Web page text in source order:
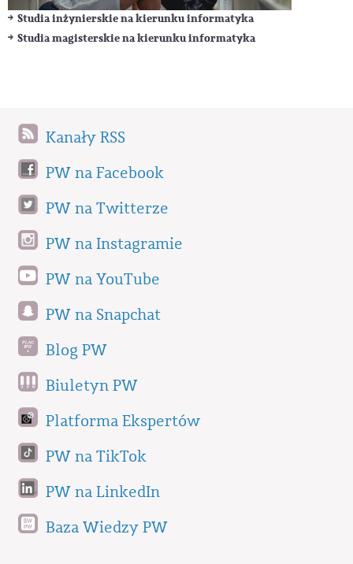
Studia inżynierskie na kierunku informatyka
Studia magisterskie na kierunku informatyka
Kanały RSS
PW na Facebook
PW na Twitterze
PW na Instagramie
PW na YouTube
PW na Snapchat
Blog PW
Biuletyn PW
Platforma Ekspertów
PW na TikTok
PW na LinkedIn
Baza Wiedzy PW